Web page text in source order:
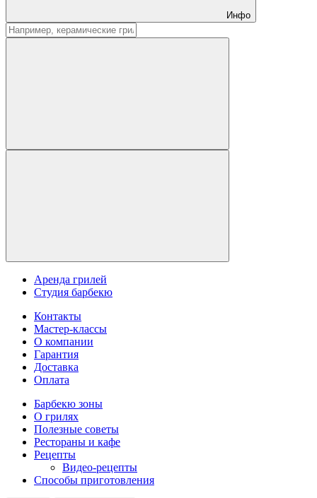
Инфо
Аренда грилей
Студия барбекю
Контакты
Мастер-классы
О компании
Гарантия
Доставка
Оплата
Барбекю зоны
О грилях
Полезные советы
Рестораны и кафе
Рецепты
Видео-рецепты
Способы приготовления